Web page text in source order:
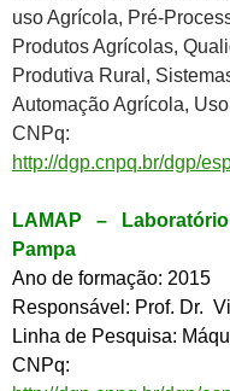
uso Agrícola, Pré-
Produtos Agrícolas,
Produtiva Rural,
Automação Agrícola,
CNPq:
http://dgp.cnpq.br/dgp/
LAMAP –
Pampa
Ano de formação: 2015
Responsável: Prof. Dr.
Linha de Pesquisa:
CNPq: